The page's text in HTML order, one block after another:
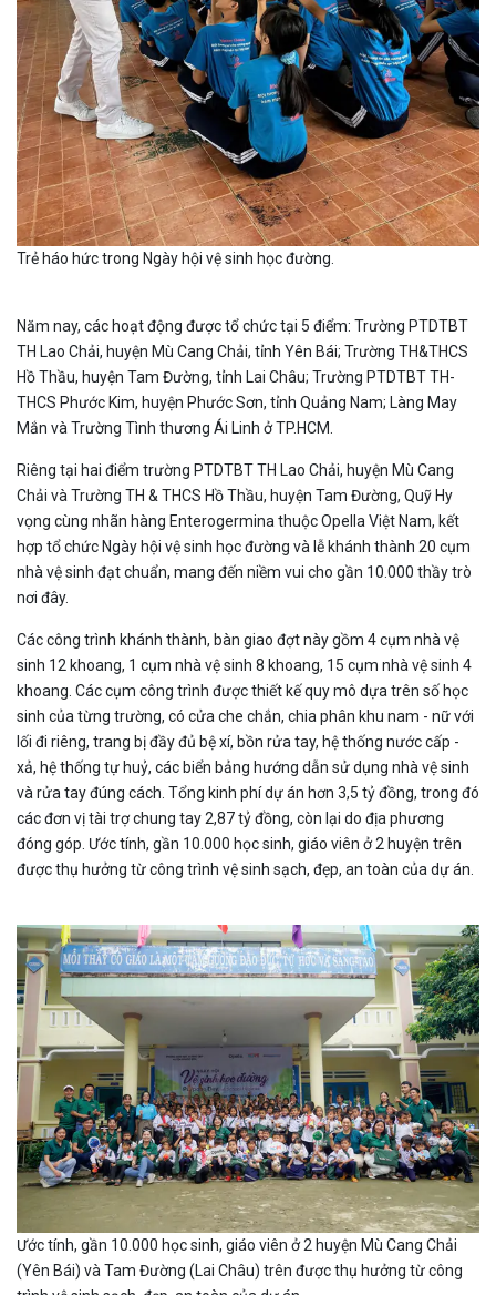
Trẻ háo hức trong Ngày hội vệ sinh học đường.
Năm nay, các hoạt động được tổ chức tại 5 điểm: Trường PTDTBT
TH Lao Chải, huyện Mù Cang Chải, tỉnh Yên Bái; Trường TH&THCS
Hồ Thầu, huyện Tam Đường, tỉnh Lai Châu; Trường PTDTBT TH-
THCS Phước Kim, huyện Phước Sơn, tỉnh Quảng Nam; Làng May
Mắn và Trường Tình thương Ái Linh ở TP.HCM.
Riêng tại hai điểm trường PTDTBT TH Lao Chải, huyện Mù Cang
Chải và Trường TH & THCS Hồ Thầu, huyện Tam Đường, Quỹ Hy
vọng cùng nhãn hàng Enterogermina thuộc Opella Việt Nam, kết
hợp tổ chức Ngày hội vệ sinh học đường và lễ khánh thành 20 cụm
nhà vệ sinh đạt chuẩn, mang đến niềm vui cho gần 10.000 thầy trò
nơi đây.
Các công trình khánh thành, bàn giao đợt này gồm 4 cụm nhà vệ
sinh 12 khoang, 1 cụm nhà vệ sinh 8 khoang, 15 cụm nhà vệ sinh 4
khoang. Các cụm công trình được thiết kế quy mô dựa trên số học
sinh của từng trường, có cửa che chắn, chia phân khu nam - nữ với
lối đi riêng, trang bị đầy đủ bệ xí, bồn rửa tay, hệ thống nước cấp -
xả, hệ thống tự huỷ, các biển bảng hướng dẫn sử dụng nhà vệ sinh
và rửa tay đúng cách. Tổng kinh phí dự án hơn 3,5 tỷ đồng, trong đó
các đơn vị tài trợ chung tay 2,87 tỷ đồng, còn lại do địa phương
đóng góp. Ước tính, gần 10.000 học sinh, giáo viên ở 2 huyện trên
được thụ hưởng từ công trình vệ sinh sạch, đẹp, an toàn của dự án.
Ước tính, gần 10.000 học sinh, giáo viên ở 2 huyện Mù Cang Chải
(Yên Bái) và Tam Đường (Lai Châu) trên được thụ hưởng từ công